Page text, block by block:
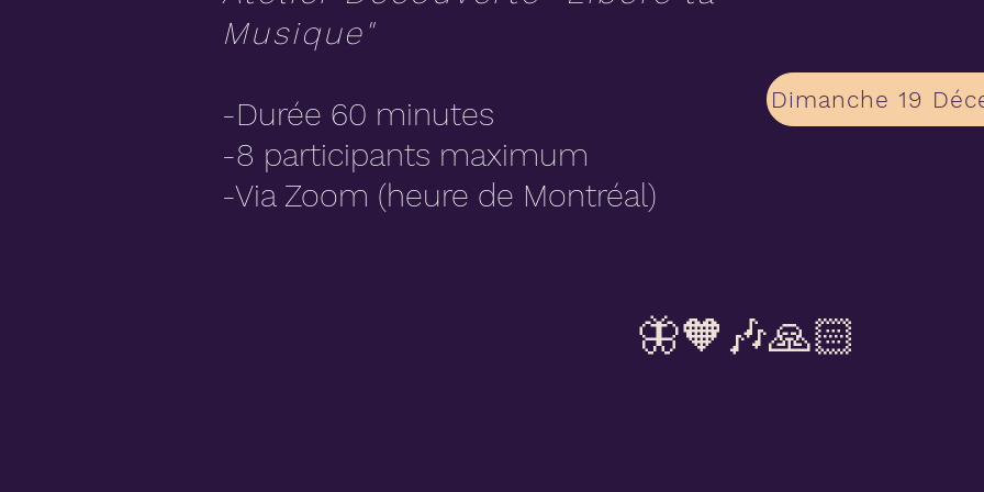
Musique"
-Durée 60 minutes
-8 participants maximum
-Via Zoom (heure de Montréal)
Dimanche 19
🦋🧡🎶🙏🏻